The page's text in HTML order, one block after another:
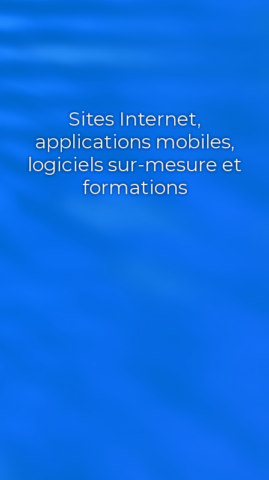
Sites Internet,
applications mobiles,
logiciels sur-mesure et
formations